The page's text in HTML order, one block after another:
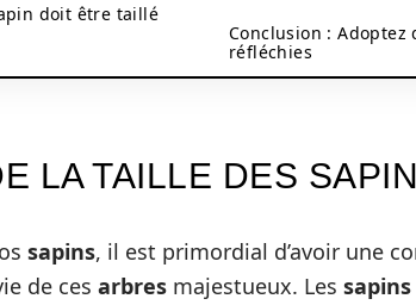
doit être taillé
Conclusion :
réfléchies
LA TAILLE DES
sapins, il est primordial d’avoir une
de ces arbres majestueux. Les sapins